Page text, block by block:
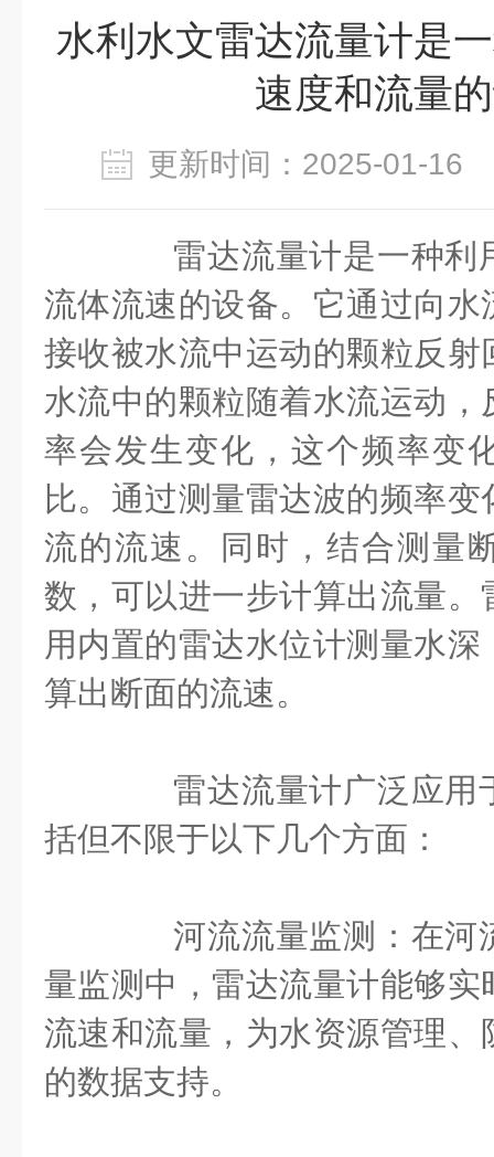
水利水文雷达流量计是
速度和流量
更新时间：2025-01-
雷达流量计是一种利
流体流速的设备。它通过向
接收被水流中运动的颗粒反
水流中的颗粒随着水流运动
率会发生变化，这个频率变
比。通过测量雷达波的频率
流的流速。同时，结合测量
数，可以进一步计算出流量
用内置的雷达水位计测量水
算出断面的流速。
雷达流量计广泛应用
括但不限于以下几个方面：
河流流量监测：在河
量监测中，雷达流量计能够
流速和流量，为水资源管理
的数据支持。